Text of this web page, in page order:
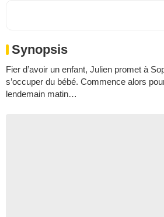
Synopsis
Fier d’avoir un enfant, Julien promet à
s’occuper du bébé. Commence alors
lendemain matin…